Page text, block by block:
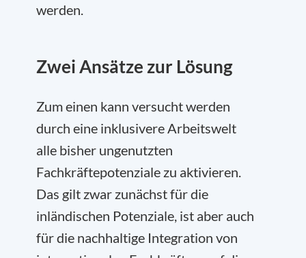
werden.
Zwei Ansätze zur Lösung
Zum einen kann versucht werden
durch eine inklusivere Arbeitswelt
alle bisher ungenutzten
Fachkräftepotenziale zu aktivieren.
Das gilt zwar zunächst für die
inländischen Potenziale, ist aber auch
für die nachhaltige Integration von